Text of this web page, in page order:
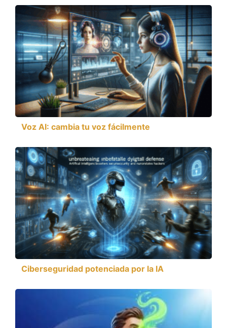
Voz AI: cambia tu voz fácilmente
Ciberseguridad potenciada por la IA